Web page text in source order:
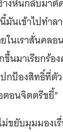
นเข้าไปทำล
นเราสั่นคลอ
นมาเรียกร้อ
กป้องสิทธิ์ที่ตัว
ตอนจิตตรีขยี้”
ขยับมุมมองเ